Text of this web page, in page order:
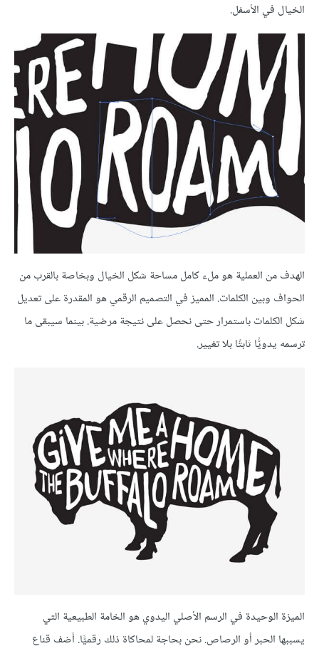
الخيال في الأسفل.
الهدف من العملية هو ملء كامل مساحة شكل الخيال وبخاصة بالقرب من
الحواف وبين الكلمات. المميز في التصميم الرقمي هو المقدرة على تعديل
شكل الكلمات باستمرار حتى نحصل على نتيجة مرضية. بينما سيبقى ما
ترسمه يدويًّا ثابتًا بلا تغيير.
الميزة الوحيدة في الرسم الأصلي اليدوي هو الخامة الطبيعية التي
يسببها الحبر أو الرصاص. نحن بحاجة لمحاكاة ذلك رقميًّا. أضف قناع